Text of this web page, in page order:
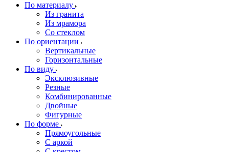
По материалу
Из гранита
Из мрамора
Со стеклом
По ориентации
Вертикальные
Горизонтальные
По виду
Эксклюзивные
Резные
Комбинированные
Двойные
Фигурные
По форме
Прямоугольные
С аркой